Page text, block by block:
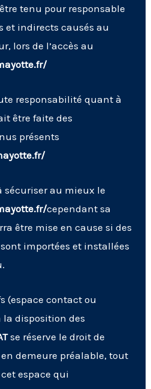
tenu pour responsable
et indirects causés au
lors de l’accès au
responsabilité quant à
être faite des
présents
sécuriser au mieux le
cependant sa
être mise en cause si des
importées et installées
(espace contact ou
disposition des
se réserve le droit de
demeure préalable, tout
espace qui